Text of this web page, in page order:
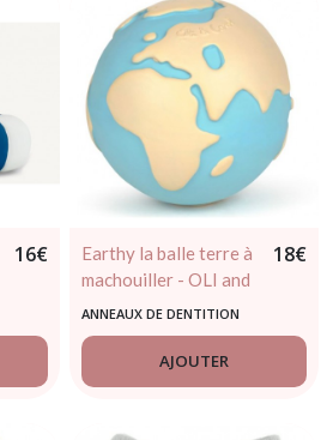
16€
Earthy la balle terre à
machouiller - OLI and
CAROL
18€
ANNEAUX DE DENTITION
AJOUTER